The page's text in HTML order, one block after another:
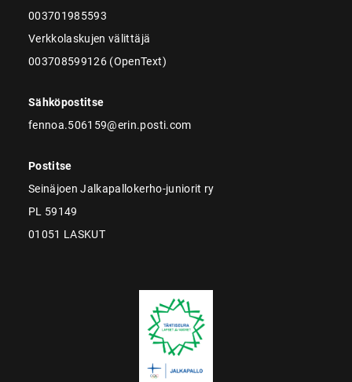
003701985593
Verkkolaskujen välittäjä
003708599126 (OpenText)
Sähköpostitse
fennoa.506159@erin.posti.com
Postitse
Seinäjoen Jalkapallokerho-juniorit ry
PL 59149
01051 LASKUT